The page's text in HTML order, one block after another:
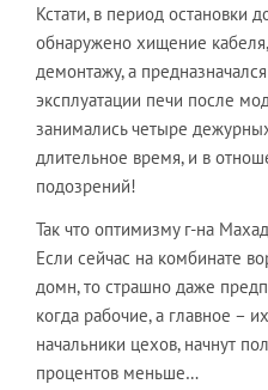
Кстати, в период
обнаружено хищение
демонтажу, а
эксплуатации печи после
занимались четыре
длительное время, и в
подозрений!
Так что оптимизму г-на
Если сейчас на комбинате
домн, то страшно даже
когда рабочие, а главное –
начальники цехов, начнут
процентов меньше…